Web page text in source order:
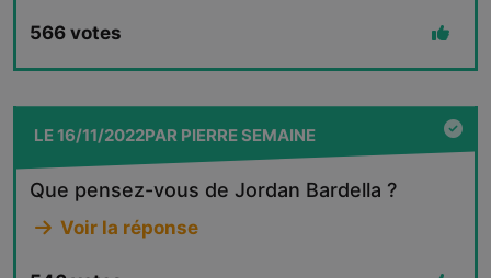
566 votes
LE16/11/2022PAR PIERRE SEMAINE
Que pensez-vous de Jordan Bardella ?
Voir la réponse